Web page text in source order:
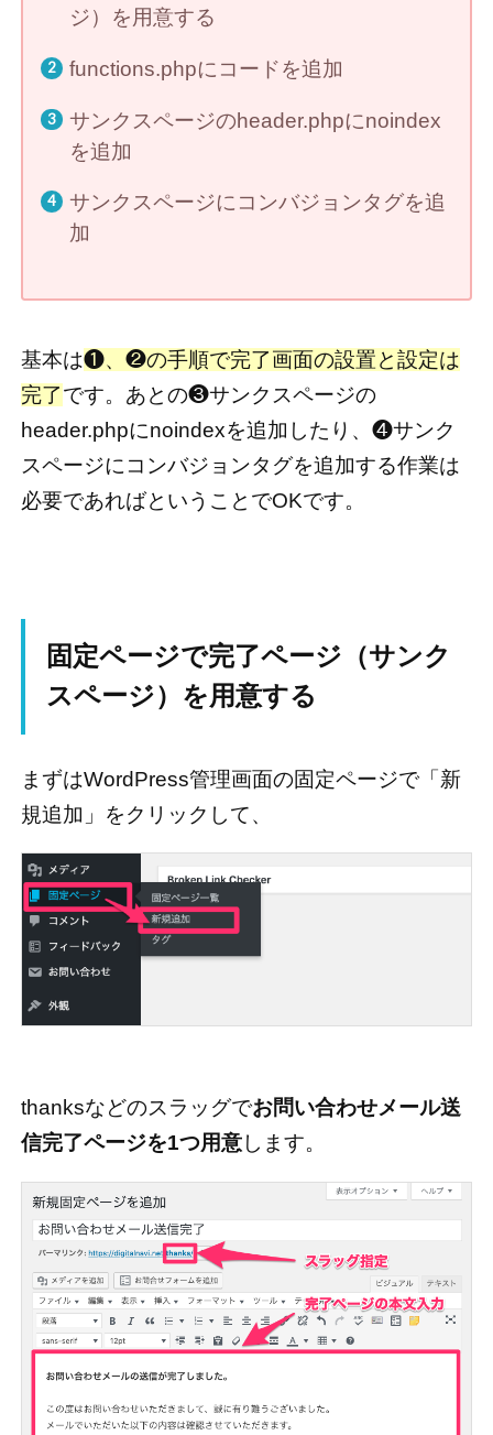
ジ）を用意する
functions.phpにコードを追加
サンクスページのheader.phpにnoindex
を追加
サンクスページにコンバジョンタグを追
加
基本は❶、❷の手順で完了画面の設置と設定は
完了です。あとの❸サンクスページの
header.phpにnoindexを追加したり、❹サンク
スページにコンバジョンタグを追加する作業は
必要であればということでOKです。
固定ページで完了ページ（サンク
スページ）を用意する
まずはWordPress管理画面の固定ページで「新
規追加」をクリックして、
thanksなどのスラッグでお問い合わせメール送
信完了ページを1つ用意します。